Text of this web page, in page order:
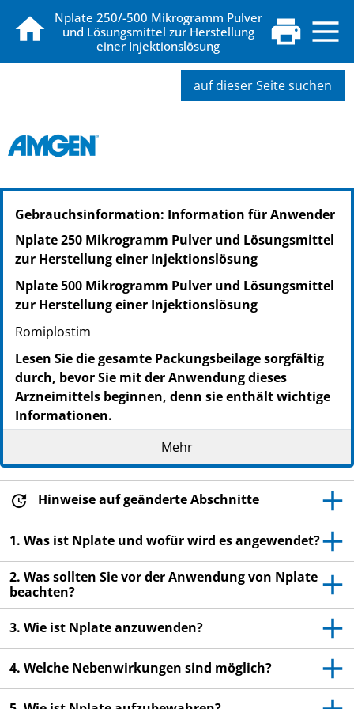
Nplate 250/-500 Mikrogramm Pulver
und Lösungsmittel zur Herstellung
einer Injektionslösung
auf dieser Seite suchen
PZN: 05515016
PPN: 110551501605
NTIN: 04150055150161
PZN: 05515039
PPN: 110551503958
NTIN: 04150055150390
Gebrauchsinformation: Information für Anwender
Nplate 250 Mikrogramm Pulver und Lösungsmittel
zur Herstellung einer Injektionslösung
Nplate 500 Mikrogramm Pulver und Lösungsmittel
zur Herstellung einer Injektionslösung
Romiplostim
Lesen Sie die gesamte Packungsbeilage sorgfältig
durch, bevor Sie mit der Anwendung dieses
Arzneimittels beginnen, denn sie enthält wichtige
Informationen.
Heben Sie die Packungsbeilage auf. Vielleicht
möchten Sie diese später nochmals lesen.
Wenn Sie weitere Fragen haben, wenden Sie sich
an Ihren Arzt, Apotheker oder das medizinische
Fachpersonal.
Dieses Arzneimittel wurde Ihnen persönlich
verschrieben. Geben Sie es nicht an Dritte weiter.
Es kann anderen Menschen schaden, auch wenn
diese die gleichen Beschwerden haben wie Sie.
Wenn Sie Nebenwirkungen bemerken, wenden Sie
sich an Ihren Arzt, Apotheker oder das
medizinische Fachpersonal. Dies gilt auch für
Nebenwirkungen, die nicht in dieser
Packungsbeilage angegeben sind. Siehe Abschnitt
Mehr
Hinweise auf geänderte Abschnitte
1. Was ist Nplate und wofür wird es angewendet?
2. Was sollten Sie vor der Anwendung von Nplate
beachten?
3. Wie ist Nplate anzuwenden?
4. Welche Nebenwirkungen sind möglich?